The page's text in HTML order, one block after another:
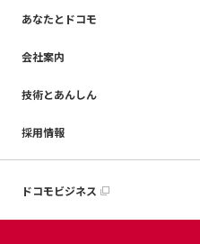
あなたとドコモ
会社案内
技術とあんしん
採用情報
ドコモビジネス